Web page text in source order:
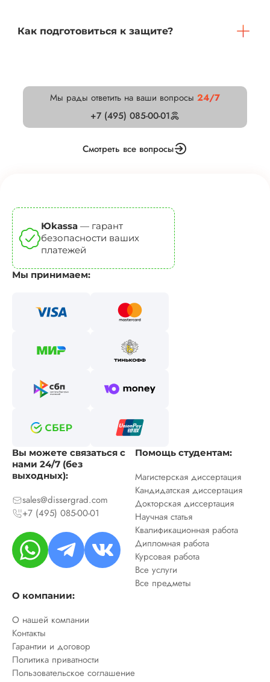
Как подготовиться к защите?
Мы рады ответить на ваши вопросы 24/7
+7 (495) 085-00-01
Смотреть все вопросы
Юkassa — гарант
безопасности ваших
платежей
Мы принимаем:
Вы можете связаться с
нами 24/7 (без
выходных):
sales@dissergrad.com
+7 (495) 085-00-01
Помощь студентам:
Магистерская диссертация
Кандидатская диссертация
Докторская диссертация
Научная статья
Квалификационная работа
Дипломная работа
Курсовая работа
Все услуги
Все предметы
О компании:
О нашей компании
Контакты
Гарантии и договор
Политика приватности
Пользовательское соглашение